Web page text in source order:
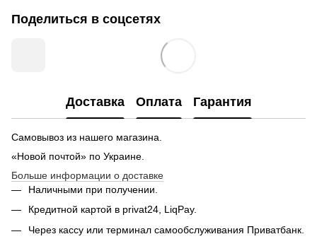
Поделиться в соцсетях
Доставка Оплата Гарантия
Самовывоз из нашего магазина.
«Новой почтой» по Украине.
Больше информации о доставке
Наличными при получении.
Кредитной картой в privat24, LiqPay.
Через кассу или терминал самообслуживания Приватбанк.